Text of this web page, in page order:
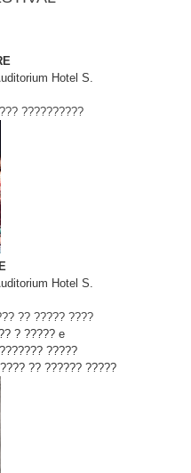
Hotel S.
??????????
Hotel S.
?? ????? ????
? ????? e
?????
?? ?????? ?????